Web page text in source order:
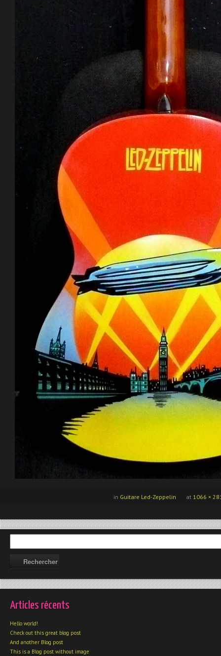
at 1066 ×
in Guitare Led-Zeppelin
Articles récents
Hello world!
Check out this great blog post
And another Blog post
This is a Blog post without image